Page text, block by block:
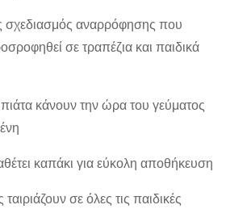
σχεδιασμός αναρρόφησης που
σε τραπέζια και παιδικά
κάνουν την ώρα του γεύματος
καπάκι για εύκολη αποθήκευση
σε όλες τις παιδικές